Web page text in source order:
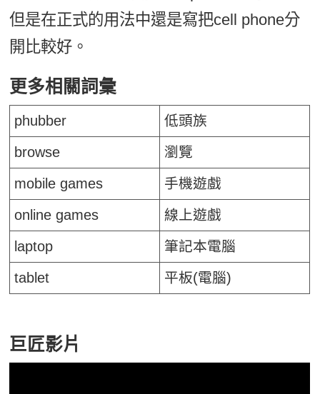
但是在正式的用法中還是寫把cell phone分
開比較好。
更多相關詞彙
phubber
低頭族
browse
瀏覽
mobile games
手機遊戲
online games
線上遊戲
laptop
筆記本電腦
tablet
平板(電腦)
巨匠影片